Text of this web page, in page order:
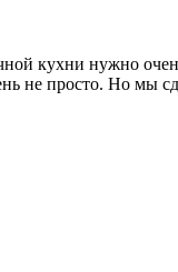
кухни нужно
не просто. Но мы